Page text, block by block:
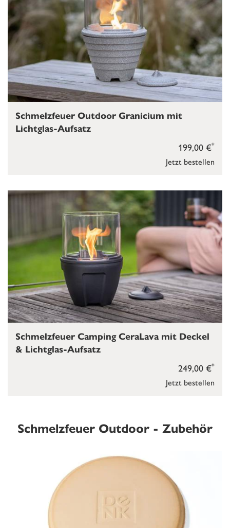
Jetzt bestellen
199,00 €*
Schmelzfeuer Outdoor Granicium mit
Lichtglas-Aufsatz
Jetzt bestellen
249,00 €*
Schmelzfeuer Camping CeraLava mit Deckel
& Lichtglas-Aufsatz
Schmelzfeuer Outdoor - Zubehör